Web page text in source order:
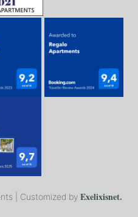
| Customized by Exelixisnet.